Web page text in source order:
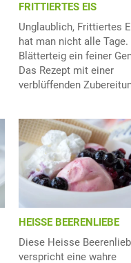
FRITTIERTES EIS
Unglaublich, Frittiertes
hat man nicht alle
Blätterteig ein feiner
Das Rezept mit einer
verblüffenden
HEISSE BEERENLIEBE
Diese Heisse
verspricht eine wahre